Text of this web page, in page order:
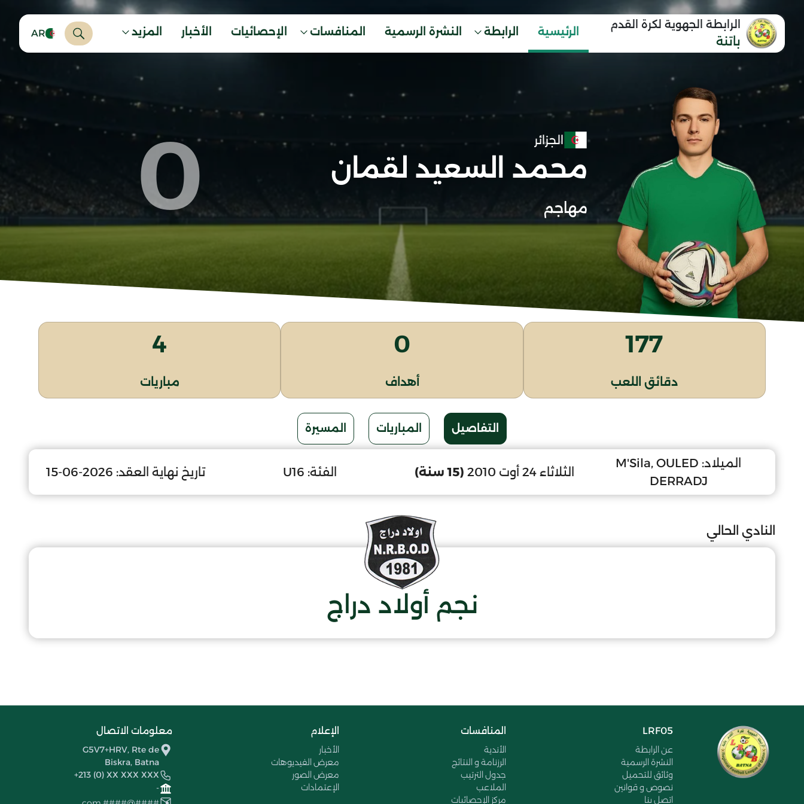
الرابطة الجهوية لكرة القدم
باتنة
الرئيسية الرابطة النشرة الرسمية المنافسات الإحصائيات الأخبار المزيد AR
الجزائر
محمد السعيد لقمان
مهاجم 0
177
دقائق اللعب
0
أهداف
4
مباريات
التفاصيل المباريات المسيرة
الميلاد: M'Sila, OULED
DERRADJ
الثلاثاء 24 أوت 2010 (15 سنة) الفئة: U16 تاريخ نهاية العقد: 2026-06-15
النادي الحالي
نجم أولاد دراج
LRF05
عن الرابطة
النشرة الرسمية
وثائق للتحميل
نصوص و قوانين
اتصل بنا
المنافسات
الأندية
الرزنامة و النتائج
جدول الترتيب
الملاعب
مركز الإحصائيات
الإعلام
الأخبار
معرض الفيديوهات
معرض الصور
الإعتمادات
معلومات الاتصال
G5V7+HRV, Rte de
Biskra, Batna
+213 (0) XX XXX XXX
-